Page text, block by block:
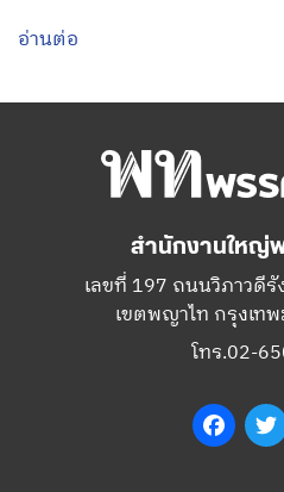
อ่านต่อ
สำนักงานใหญ่
เลขที่ 197 ถนนวิภาวดี
เขตพญาไท กรุงเท
โทร.02-